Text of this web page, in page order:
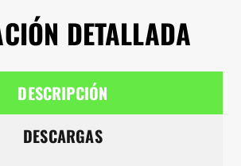
DETALLADA
DESCRIPCIÓN
DESCARGAS